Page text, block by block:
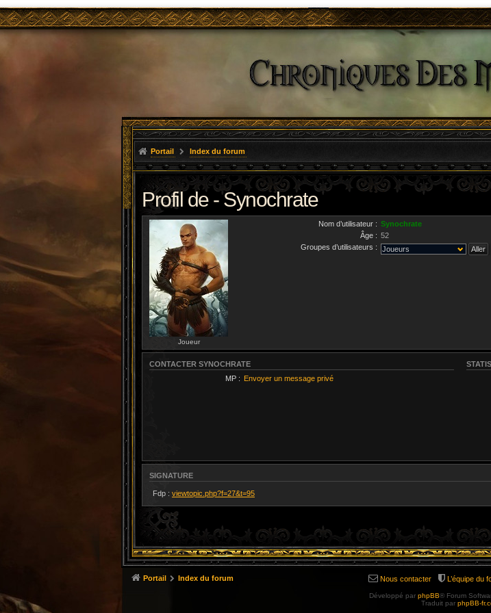
Portail Index du forum
Profil de - Synochrate
Joueur
Nom d’utilisateur : Synochrate
Âge : 52
Groupes d’utilisateurs :
CONTACTER SYNOCHRATE
MP : Envoyer un message privé
SIGNATURE
Fdp : viewtopic.php?f=27&t=95
Portail Index du forum L’équipe du
Nous contacter
Développé par phpBB® Forum
Traduit par phpBB-